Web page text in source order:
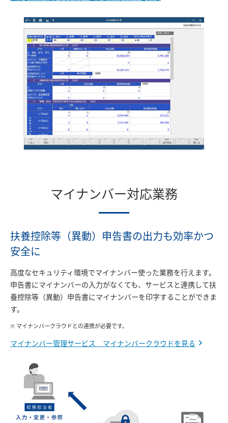
マイナンバー対応業務
扶養控除等（異動）申告書の出力も効率かつ
安全に
高度なセキュリティ環境でマイナンバー使った業務を行えます。
申告書にマイナンバーの入力がなくても、サービスと連携して扶
養控除等（異動）申告書にマイナンバーを印字することができま
す。
※ マイナンバークラウドとの連携が必要です。
マイナンバー管理サービス マイナンバークラウドを見る